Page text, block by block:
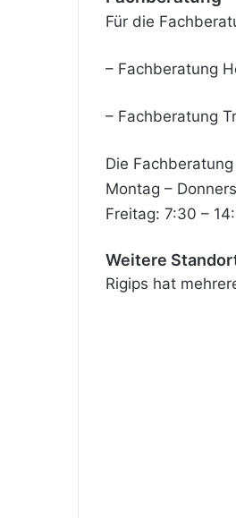
Für die
– Fachberatung
– Fachberatung
Die
Montag –
Freitag: 7:30 –
Weitere
Rigips hat